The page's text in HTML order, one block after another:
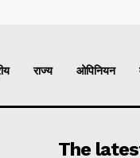
राज्य ओपिनियन
The